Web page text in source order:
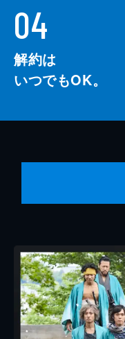
04
解約は
いつでもOK。